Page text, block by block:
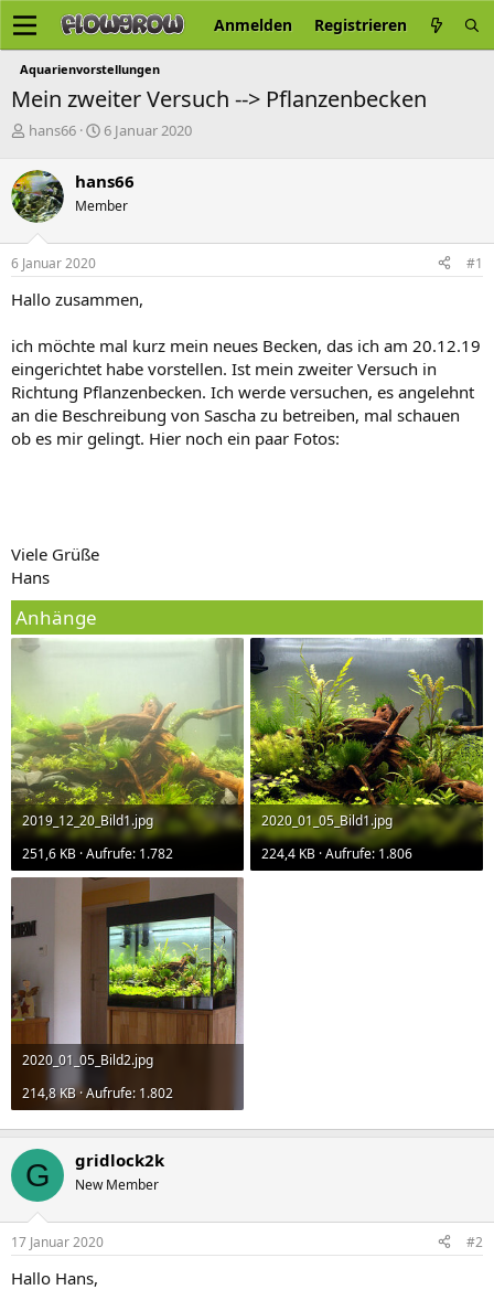
Anmelden Registrieren
Aquarienvorstellungen
Mein zweiter Versuch --> Pflanzenbecken
E
s
t
e
l
l
e
hans66
E
t
e
l
m
6 Januar 2020
hans66
Member
6 Januar 2020 #1
Hallo zusammen,
ich möchte mal kurz mein neues Becken, das ich am 20.12.19
eingerichtet habe vorstellen. Ist mein zweiter Versuch in
Richtung Pflanzenbecken. Ich werde versuchen, es angelehnt
an die Beschreibung von Sascha zu betreiben, mal schauen
ob es mir gelingt. Hier noch ein paar Fotos:
Viele Grüße
Hans
Anhänge
2019_12_20_Bild1.jpg
251,6 KB · Aufrufe: 1.782
2020_01_05_Bild1.jpg
224,4 KB · Aufrufe: 1.806
2020_01_05_Bild2.jpg
214,8 KB · Aufrufe: 1.802
G gridlock2k
New Member
17 Januar 2020 #2
Hallo Hans,